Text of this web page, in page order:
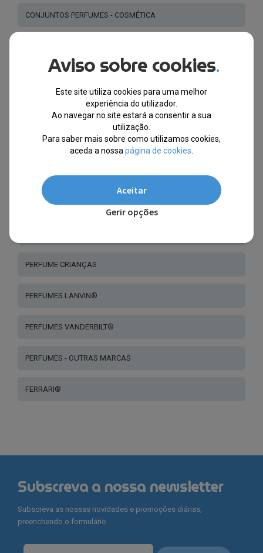
CONJUNTOS PERFUMES - COSMÉTICA
PERFUMES ELIZABETH ARDEN®
PERFUMES STAR WARS®
PERFUMES CERRUTI®
PERFUME CRIANÇAS
PERFUMES LANVIN®
PERFUMES VANDERBILT®
PERFUMES - OUTRAS MARCAS
FERRARI®
Aviso sobre cookies.
Este site utiliza cookies para uma melhor
experiência do utilizador.
Ao navegar no site estará a consentir a sua
utilização.
Para saber mais sobre como utilizamos cookies,
aceda a nossa página de cookies
Aceitar
Gerir opções
Subscreva a nossa newsletter
Subscreva as nossas novidades e promoções diárias,
preenchendo o formulário.